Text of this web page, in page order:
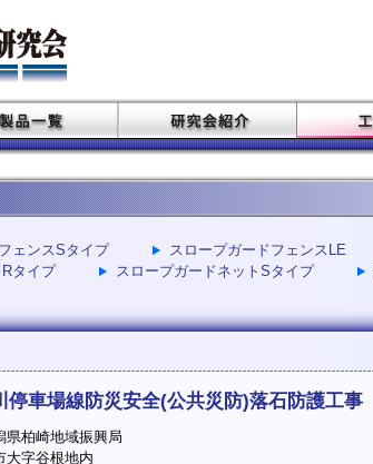
ェンスSタイプ スロープガードフェンスLE
タイプ スロープガードネットSタイプ
停車場線防災安全(公共災防)落石防護工事
柏崎地域振興局
字谷根地内